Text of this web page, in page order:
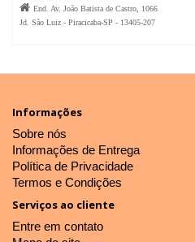
 End. Av. João Batista de Castro, 1066
Jd. São Luiz - Piracicaba-SP - 13405-207
Informações
Sobre nós
Informações de Entrega
Política de Privacidade
Termos e Condições
Serviços ao cliente
Entre em contato